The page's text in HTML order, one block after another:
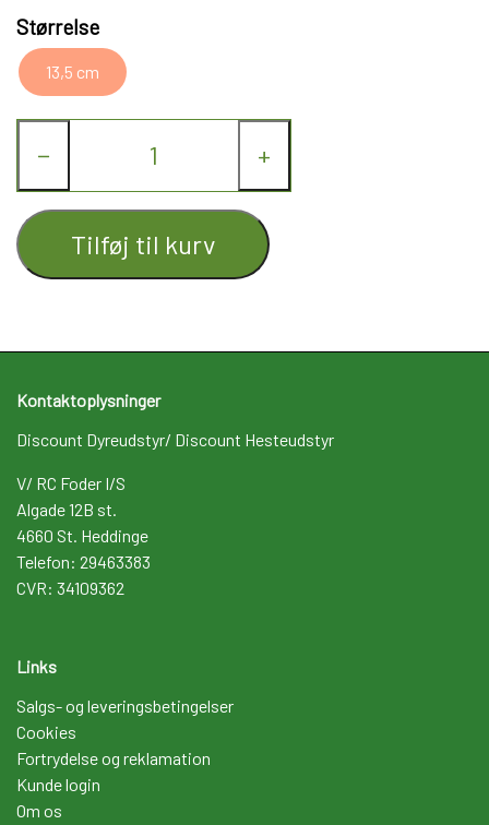
Kontakt
Størrelse
13,5 cm
− +
Tilføj til kurv
Kontaktoplysninger
Discount Dyreudstyr/ Discount Hesteudstyr
V/ RC Foder I/S
Algade 12B st.
4660 St. Heddinge
Telefon: 29463383
CVR: 34109362
Links
Salgs- og leveringsbetingelser
Cookies
Fortrydelse og reklamation
Kunde login
Om os